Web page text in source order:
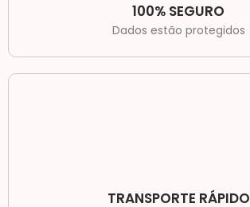
100% SEGURO
Dados estão protegidos
TRANSPORTE RÁPIDO